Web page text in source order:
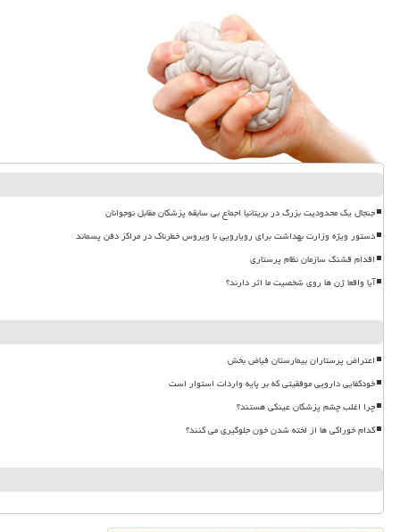
جنجال یک محدودیت بزرگ در بریتانیا اجماع بی سابقه پزشکان مقابل نوجوانان
دستور ویژه وزارت بهداشت برای رویارویی با ویروس خطرناک در مراکز دفن پسماند
اقدام قشنگ سازمان نظام پرستاری
آیا واقعا ژن ها روی شخصیت ما اثر دارند؟
اعتراض پرستاران بیمارستان فیاض بخش
خودکفایی دارویی موفقیتی که بر پایه واردات استوار است
چرا اغلب چشم پزشکان عینکی هستند؟
کدام خوراکی ها از لخته شدن خون جلوگیری می کنند؟